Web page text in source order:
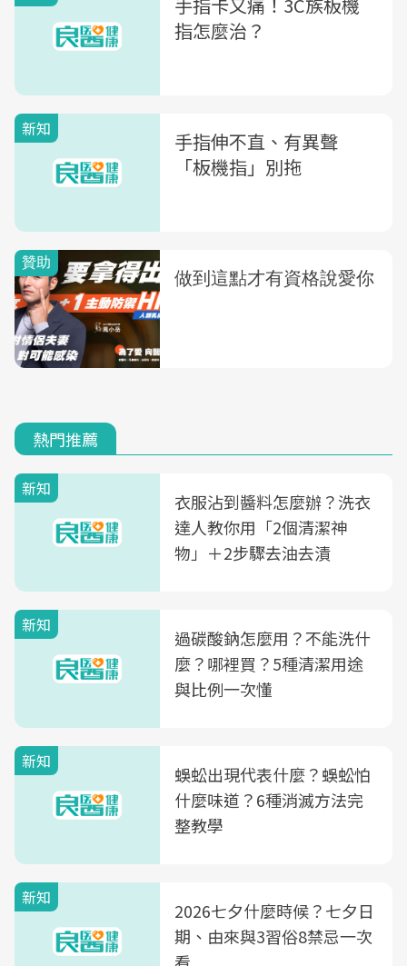
指怎麼治？
新知
手指伸不直、有異聲
「板機指」別拖
熱門推薦
新知
衣服沾到醬料怎麼辦？洗衣
達人教你用「2個清潔神
物」＋2步驟去油去漬
新知
過碳酸鈉怎麼用？不能洗什
麼？哪裡買？5種清潔用途
與比例一次懂
新知
蜈蚣出現代表什麼？蜈蚣怕
什麼味道？6種消滅方法完
整教學
新知
2026七夕什麼時候？七夕日
期、由來與3習俗8禁忌一次